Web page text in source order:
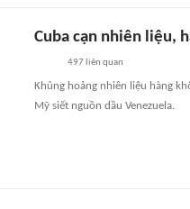
Cuba cạn nhiên liệu,
497liên quan
Khủng hoảng nhiên liệu hàng
Mỹ siết nguồn dầu Venezuela.